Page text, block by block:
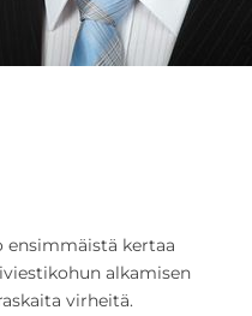
ensimmäistä kertaa
alkamisen
virheitä.